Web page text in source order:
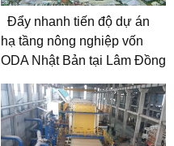
Đẩy nhanh tiến độ dự án
hạ tầng nông nghiệp vốn
ODA Nhật Bản tại Lâm Đồng